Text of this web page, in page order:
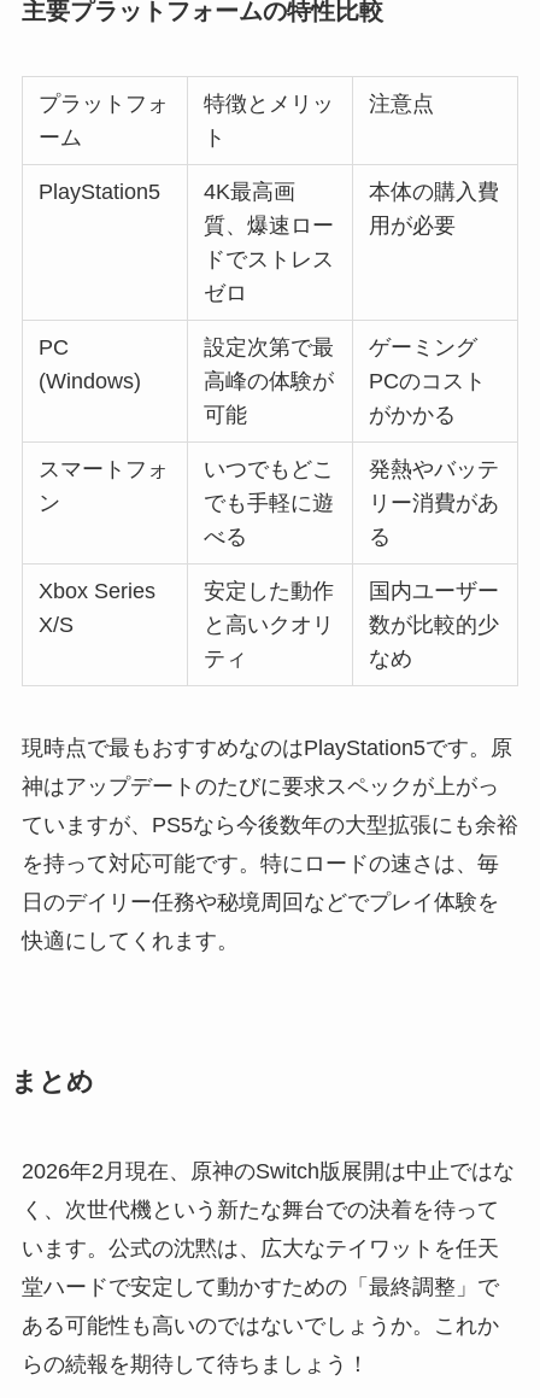
主要プラットフォームの特性比較
プラットフォ
ーム
特徴とメリッ
ト
注意点
PlayStation5
4K最高画
質、爆速ロー
ドでストレス
ゼロ
本体の購入費
用が必要
PC
(Windows)
設定次第で最
高峰の体験が
可能
ゲーミング
PCのコスト
がかかる
スマートフォ
ン
いつでもどこ
でも手軽に遊
べる
発熱やバッテ
リー消費があ
る
Xbox Series
X/S
安定した動作
と高いクオリ
ティ
国内ユーザー
数が比較的少
なめ
現時点で最もおすすめなのはPlayStation5です。原
神はアップデートのたびに要求スペックが上がっ
ていますが、PS5なら今後数年の大型拡張にも余裕
を持って対応可能です。特にロードの速さは、毎
日のデイリー任務や秘境周回などでプレイ体験を
快適にしてくれます。
まとめ
2026年2月現在、原神のSwitch版展開は中止ではな
く、次世代機という新たな舞台での決着を待って
います。公式の沈黙は、広大なテイワットを任天
堂ハードで安定して動かすための「最終調整」で
ある可能性も高いのではないでしょうか。これか
らの続報を期待して待ちましょう！